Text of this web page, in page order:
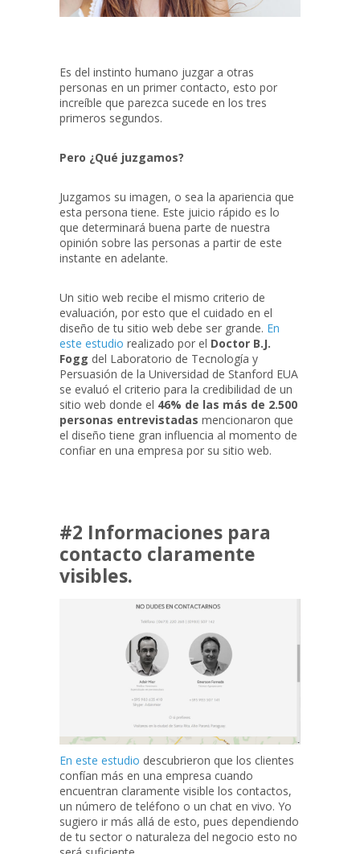
Es del instinto humano juzgar a otras
personas en un primer contacto, esto por
increíble que parezca sucede en los tres
primeros segundos.
Pero ¿Qué juzgamos?
Juzgamos su imagen, o sea la apariencia que
esta persona tiene. Este juicio rápido es lo
que determinará buena parte de nuestra
opinión sobre las personas a partir de este
instante en adelante.
Un sitio web recibe el mismo criterio de
evaluación, por esto que el cuidado en el
diseño de tu sitio web debe ser grande. En
este estudio realizado por el Doctor B.J.
Fogg del Laboratorio de Tecnología y
Persuasión de la Universidad de Stanford EUA
se evaluó el criterio para la credibilidad de un
sitio web donde el 46% de las más de 2.500
personas entrevistadas mencionaron que
el diseño tiene gran influencia al momento de
confiar en una empresa por su sitio web.
#2 Informaciones para
contacto claramente
visibles.
En este estudio descubrieron que los clientes
confían más en una empresa cuando
encuentran claramente visible los contactos,
un número de teléfono o un chat en vivo. Yo
sugiero ir más allá de esto, pues dependiendo
de tu sector o naturaleza del negocio esto no